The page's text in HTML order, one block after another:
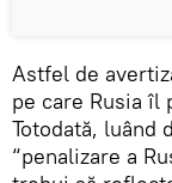
Astfel de
pe care Rusia îl
Totodată, luând
“penalizare a